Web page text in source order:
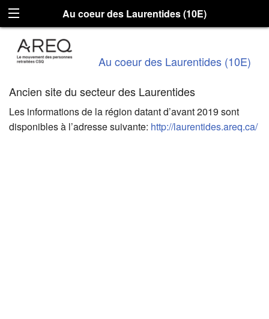
Au coeur des Laurentides (10E)
Au coeur des Laurentides (10E)
Ancien site du secteur des Laurentides
Les informations de la région datant d’avant 2019 sont
disponibles à l’adresse suivante: http://laurentides.areq.ca/